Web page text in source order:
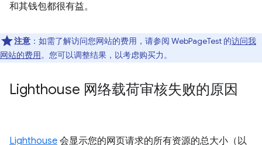
和其钱包都很有益。
注意 ：如需了解访问您网站的费用，请参阅 WebPageTest 的访问我
网站的费用。您可以调整结果，以考虑购买力。
Lighthouse 网络载荷审核失败的原因
Lighthouse 会显示您的网页请求的所有资源的总大小（以